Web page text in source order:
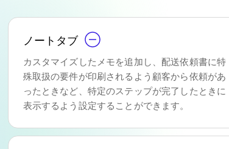
ノートタブ
カスタマイズしたメモを追加し、配送依頼書に特
殊取扱の要件が印刷されるよう顧客から依頼があ
ったときなど、特定のステップが完了したときに
表示するよう設定することができます。